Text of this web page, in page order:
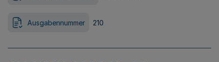
Ausgabennummer 210